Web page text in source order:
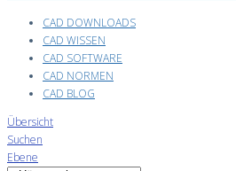
CAD DOWNLOADS
CAD WISSEN
CAD SOFTWARE
CAD NORMEN
CAD BLOG
Übersicht
Suchen
Ebene